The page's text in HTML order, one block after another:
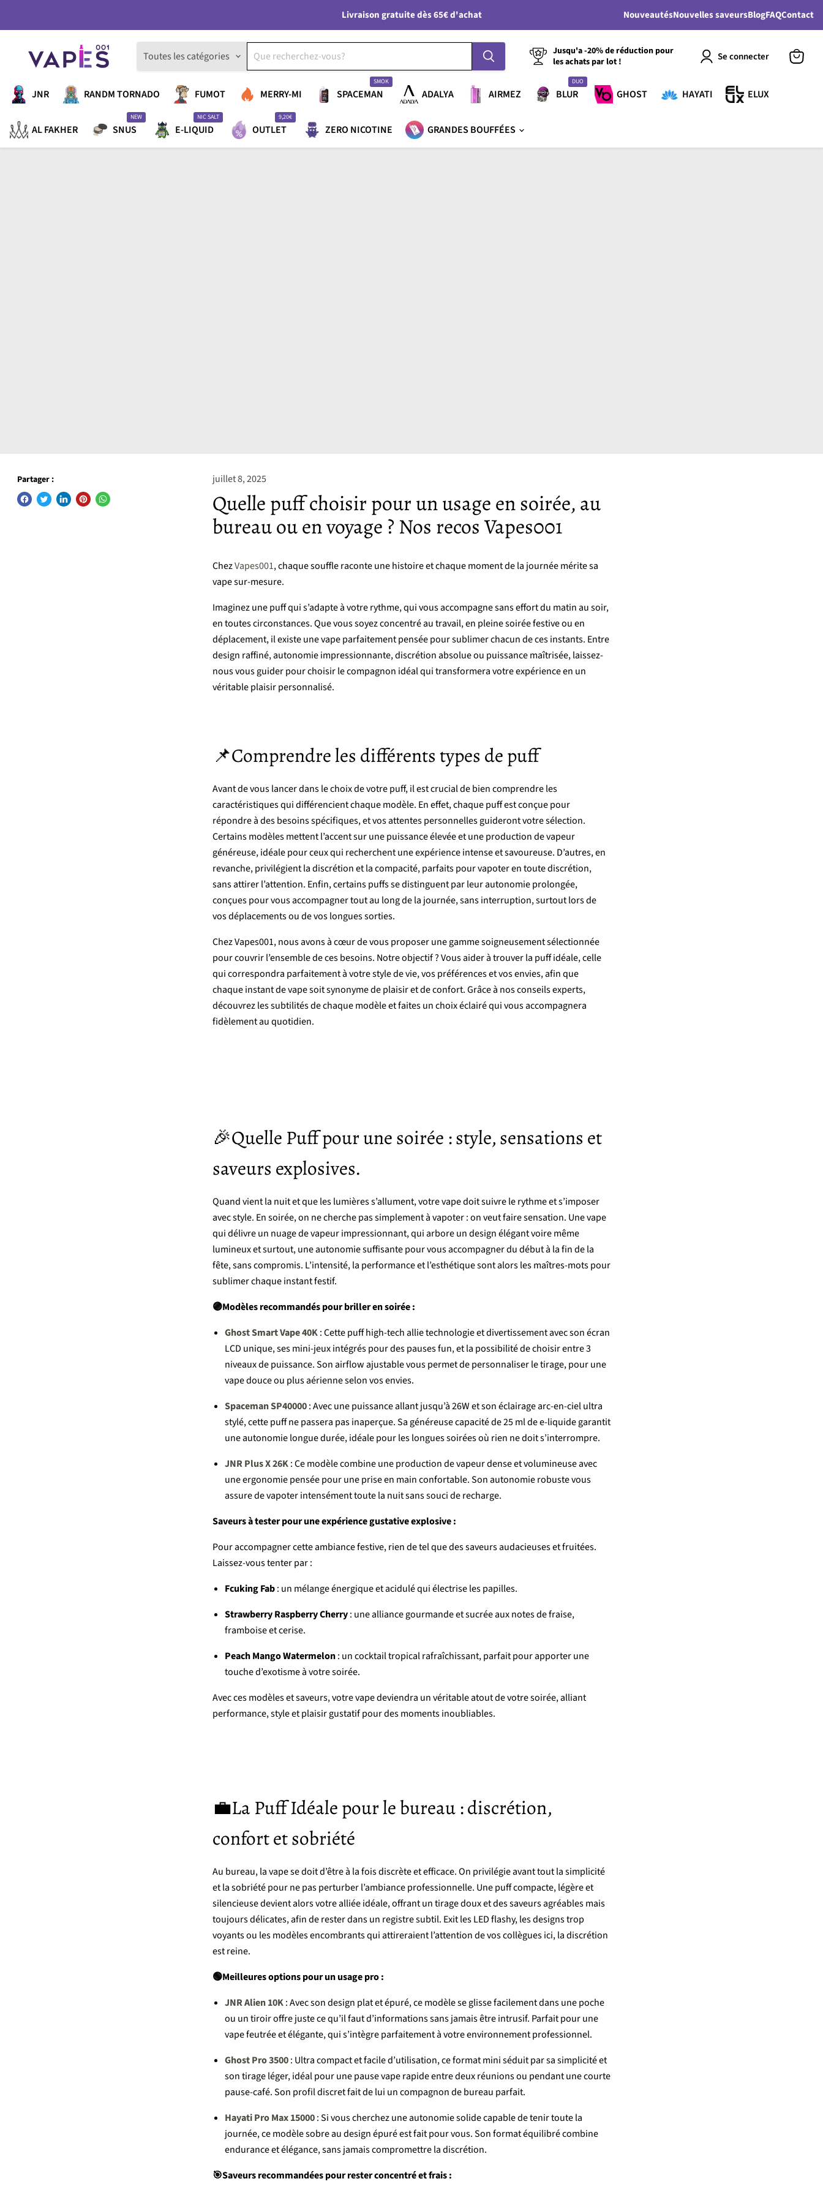
ΓLivraison gratuite dès 65€ d'achat NouveautésNouvelles saveursBlogFAQContact
Toutes les catégories
Jusqu'a -20% de réduction pour
les achats par lot !
Se connecter
JNR RANDM TORNADO FUMOT MERRY-MI
SMOK
SPACEMAN ADALYA AIRMEZ
DUO
BLUR GHOST HAYATI ELUX
AL FAKHER
NEW
SNUS
NIC SALT
E-LIQUID
9,20€
OUTLET ZERO NICOTINE GRANDES BOUFFÉES
Partager : juillet 8, 2025
Quelle puff choisir pour un usage en soirée, au
bureau ou en voyage ? Nos recos Vapes001
ChezVapes001,chaquesouffleraconteunehistoireetchaquemomentdela journéeméritesa
vapesur-mesure.
Imaginezunepuffquis’adapteàvotrerythme,quivousaccompagnesanseffortdu matinausoir,
entoutescirconstances.Quevoussoyezconcentréautravail,en pleinesoiréefestiveouen
déplacement,ilexisteunevapeparfaitementpenséepoursublimerchacundecesinstants. Entre
design raffiné,autonomieimpressionnante,discrétionabsolueou puissancemaîtrisée,laissez-
nousvousguiderpourchoisirlecompagnon idéalquitransformeravotreexpérienceen un
véritableplaisirpersonnalisé.
📌Comprendreles différents types de puff
Avantdevouslancerdanslechoixdevotrepuff,ilestcrucialdebiencomprendreles
caractéristiquesquidifférencientchaquemodèle. Eneffet,chaquepuffestconçuepour
répondreàdesbesoinsspécifiques,etvosattentespersonnellesguiderontvotresélection.
Certainsmodèlesmettentl’accentsurunepuissanceélevéeetuneproductiondevapeur
généreuse,idéalepourceuxqui recherchentuneexpérienceintenseetsavoureuse. D’autres,en
revanche,privilégientladiscrétionetlacompacité,parfaitspourvapoterentoutediscrétion,
sansattirerl’attention. Enfin,certainspuffssedistinguentparleurautonomieprolongée,
conçuespourvousaccompagnertoutau longdela journée,sansinterruption,surtoutlorsde
vosdéplacementsoudevoslonguessorties.
Chez Vapes001,nousavonsàcœurdevousproposerunegammesoigneusementsélectionnée
pourcouvrirl’ensembledecesbesoins. Notreobjectif ?Vousaideràtrouverla puffidéale,celle
quicorrespondra parfaitementàvotrestyledevie,vospréférencesetvosenvies,afinque
chaqueinstantdevapesoitsynonymedeplaisiretdeconfort.Grâceà nosconseilsexperts,
découvrezlessubtilitésdechaquemodèleetfaitesunchoixéclairéquivousaccompagnera
fidèlementauquotidien.
🎉Quelle Puffpourune soirée : style, sensations et
saveurs explosives.
Quandvientla nuitetqueleslumièress’allument,votrevapedoitsuivrelerythmeets’imposer
avecstyle. Ensoirée,on necherchepassimplementàvapoter :onveutfairesensation. Unevape
quidélivreun nuagedevapeurimpressionnant,quiarboreundesignélégantvoiremême
lumineuxetsurtout,uneautonomiesuffisantepourvousaccompagnerdudébutà lafindela
fête,sanscompromis. L’intensité,la performanceetl’esthétiquesontalorslesmaîtres-motspour
sublimerchaqueinstantfestif.
🟣Modèlesrecommandéspourbrillerensoirée :
GhostSmartVape40K:Cettepuffhigh-techallietechnologieetdivertissementavecsonécran
LCD unique,sesmini-jeuxintégréspourdespausesfun,etla possibilitédechoisirentre 3
niveauxdepuissance.Sonairflowajustablevouspermetdepersonnaliserletirage,pourune
vapedouceou plusaérienneselonvosenvies.
Spaceman SP40000:Avecunepuissanceallantjusqu’à26Wetsonéclairagearc-en-cielultra
stylé,cettepuffnepassera pasinaperçue.Sa généreusecapacitéde 25mldee-liquidegarantit
uneautonomielonguedurée,idéalepourleslonguessoiréesoù rien nedoits’interrompre.
JNRPlusX26K:Cemodèlecombineuneproductiondevapeurdenseetvolumineuseavec
uneergonomiepenséepourunepriseen mainconfortable.Sonautonomierobustevous
assuredevapoterintensémenttoutela nuitsanssouciderecharge.
Saveursàtesterpouruneexpériencegustativeexplosive :
Pouraccompagnercetteambiancefestive,riendetelquedessaveursaudacieusesetfruitées.
Laissez-voustenterpar :
FcukingFab: un mélangeénergiqueetaciduléquiélectriselespapilles.
StrawberryRaspberryCherry: unealliancegourmandeetsucréeauxnotesdefraise,
framboiseetcerise.
PeachMangoWatermelon: uncocktailtropicalrafraîchissant,parfaitpourapporterune
touched’exotismeàvotresoirée.
Aveccesmodèlesetsaveurs,votrevapedeviendra unvéritableatoutdevotresoirée,alliant
performance,styleetplaisirgustatifpourdesmomentsinoubliables.
💼La PuffIdéalepourle bureau : discrétion,
confortet sobriété
Au bureau,lavapesedoitd’êtreà lafoisdiscrèteetefficace.On privilégieavanttoutlasimplicité
etlasobriétépournepasperturberl’ambianceprofessionnelle. Unepuffcompacte,légèreet
silencieusedevientalorsvotrealliéeidéale,offrantuntiragedouxetdessaveursagréablesmais
toujoursdélicates,afinderesterdansun registresubtil. ExitlesLEDflashy,lesdesignstrop
voyantsou lesmodèlesencombrantsquiattireraientl’attentiondevoscollèguesici,ladiscrétion
estreine.
🟢Meilleuresoptionspourunusagepro :
JNRAlien10K:Avecsondesign platetépuré,cemodèleseglissefacilementdansunepoche
ou untiroiroffrejustecequ’ilfautd’informationssansjamaisêtreintrusif. Parfaitpourune
vapefeutréeetélégante,quis’intègreparfaitementàvotreenvironnementprofessionnel.
GhostPro 3500: Ultracompactetfaciled’utilisation,ceformatminiséduitparsasimplicitéet
sontirageléger,idéalpourunepausevaperapideentredeuxréunionsou pendantunecourte
pause-café.Son profildiscretfaitdelui uncompagnondebureau parfait.
HayatiProMax 15000:Sivouscherchezuneautonomiesolidecapabledetenirtoutela
journée,cemodèlesobreaudesignépuréestfaitpourvous.Sonformatéquilibrécombine
enduranceetélégance,sansjamaiscompromettreladiscrétion.
🎯Saveursrecommandéespourresterconcentréetfrais :